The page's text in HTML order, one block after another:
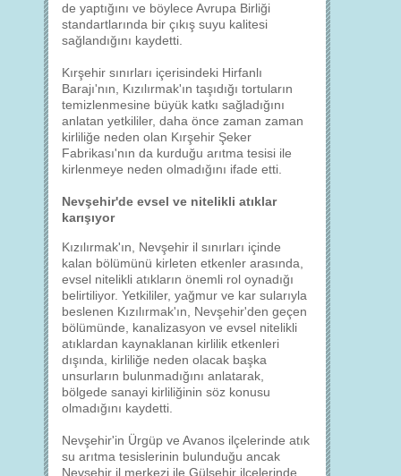
de yaptığını ve böylece Avrupa Birliği
standartlarında bir çıkış suyu kalitesi
sağlandığını kaydetti.
Kırşehir sınırları içerisindeki Hirfanlı
Barajı'nın, Kızılırmak'ın taşıdığı tortuların
temizlenmesine büyük katkı sağladığını
anlatan yetkililer, daha önce zaman zaman
kirliliğe neden olan Kırşehir Şeker
Fabrikası'nın da kurduğu arıtma tesisi ile
kirlenmeye neden olmadığını ifade etti.
Nevşehir'de evsel ve nitelikli atıklar
karışıyor
Kızılırmak'ın, Nevşehir il sınırları içinde
kalan bölümünü kirleten etkenler arasında,
evsel nitelikli atıkların önemli rol oynadığı
belirtiliyor. Yetkililer, yağmur ve kar sularıyla
beslenen Kızılırmak'ın, Nevşehir'den geçen
bölümünde, kanalizasyon ve evsel nitelikli
atıklardan kaynaklanan kirlilik etkenleri
dışında, kirliliğe neden olacak başka
unsurların bulunmadığını anlatarak,
bölgede sanayi kirliliğinin söz konusu
olmadığını kaydetti.
Nevşehir'in Ürgüp ve Avanos ilçelerinde atık
su arıtma tesislerinin bulunduğu ancak
Nevşehir il merkezi ile Gülşehir ilçelerinde